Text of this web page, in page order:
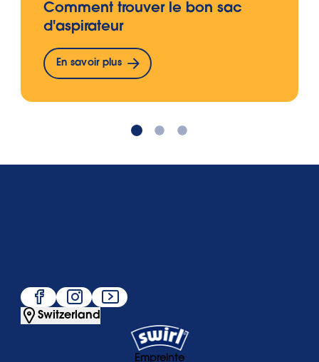
Comment trouver le bon sac
d'aspirateur
En savoir plus
Switzerland
Empreinte